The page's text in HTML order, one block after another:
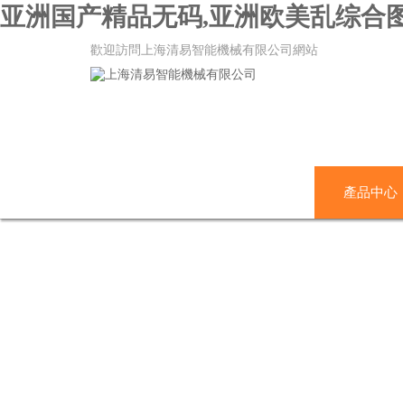
亚洲国产精品无码,亚洲欧美乱综合
歡迎訪問上海清易智能機械有限公司網站
產品中心